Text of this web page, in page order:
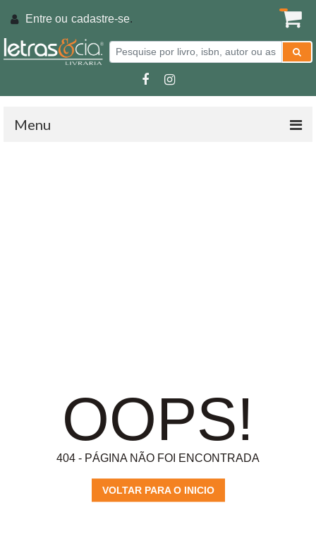
Entre ou cadastre-se.
Menu
OOPS!
404 - PÁGINA NÃO FOI ENCONTRADA
VOLTAR PARA O INICIO